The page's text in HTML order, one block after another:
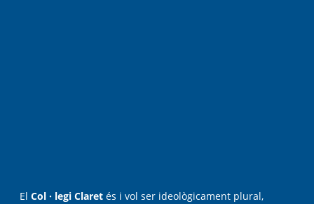
El Col · legi Claretés i vol ser ideològicament plural,